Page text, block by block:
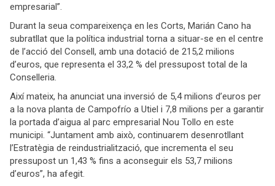
empresarial”.
Durant la seua compareixença en les Corts, Marián Cano ha
subratllat que la política industrial torna a situar-se en el centre
de l’acció del Consell, amb una dotació de 215,2 milions
d’euros, que representa el 33,2 % del pressupost total de la
Conselleria.
Així mateix, ha anunciat una inversió de 5,4 milions d’euros per
a la nova planta de Campofrío a Utiel i 7,8 milions per a garantir
la portada d’aigua al parc empresarial Nou Tollo en este
municipi. “Juntament amb això, continuarem desenrotllant
l’Estratègia de reindustrialització, que incrementa el seu
pressupost un 1,43 % fins a aconseguir els 53,7 milions
d’euros”, ha afegit.